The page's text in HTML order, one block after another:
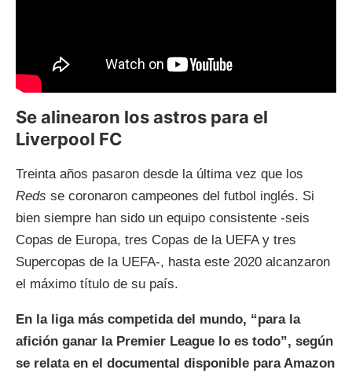
Se alinearon los astros para el
Liverpool FC
Treinta años pasaron desde la última vez que los
Reds se coronaron campeones del futbol inglés. Si
bien siempre han sido un equipo consistente -seis
Copas de Europa, tres Copas de la UEFA y tres
Supercopas de la UEFA-, hasta este 2020 alcanzaron
el máximo título de su país.
En la liga más competida del mundo, “para la
afición ganar la Premier League lo es todo”, según
se relata en el documental disponible para Amazon